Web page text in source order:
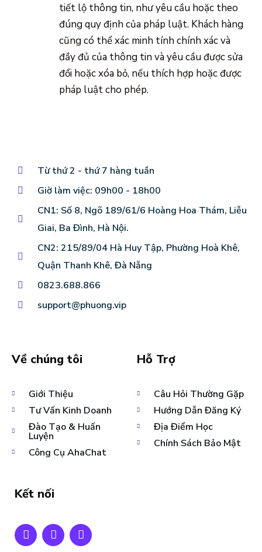
tiết lộ thông tin, như yêu cầu hoặc theo
đúng quy định của pháp luật. Khách hàng
cũng có thể xác minh tính chính xác và
đầy đủ của thông tin và yêu cầu được sửa
đổi hoặc xóa bỏ, nếu thích hợp hoặc được
pháp luật cho phép.
Từ thứ 2 - thứ 7 hàng tuần
Giờ làm việc: 09h00 - 18h00
CN1: Số 8, Ngõ 189/61/6 Hoàng Hoa Thám, Liễu
Giai, Ba Đình, Hà Nội.
CN2: 215/89/04 Hà Huy Tập, Phường Hoà Khê,
Quận Thanh Khê, Đà Nẵng
0823.688.866
support@phuong.vip
Về chúng tôi
Giới Thiệu
Tư Vấn Kinh Doanh
Đào Tạo & Huấn
Luyện
Công Cụ AhaChat
Hỗ Trợ
Câu Hỏi Thường Gặp
Hướng Dẫn Đăng Ký
Địa Điểm Học
Chính Sách Bảo Mật
Kết nối
a
c
w
i
o
u